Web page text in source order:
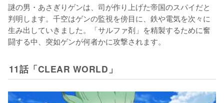
謎の男・あさぎりゲンは、司が作り上げた帝国のスパイだと
判明します。千空はゲンの監視を傍目に、鉄や電気を次々に
生み出していきました。「サルファ剤」を精製するために奮
闘する中、突如ゲンが何者かに攻撃されます。
11話「CLEAR WORLD」